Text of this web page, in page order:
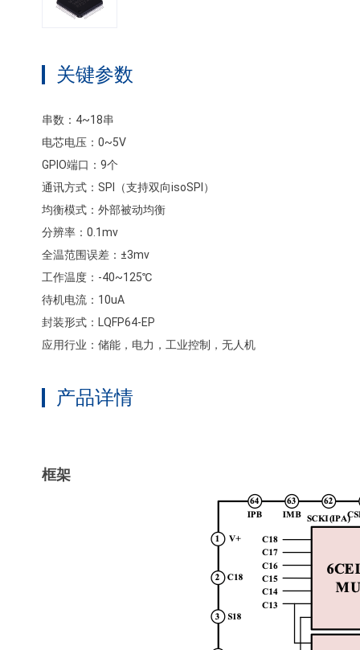
关键参数
串数：4~18串
电芯电压：0~5V
GPIO端口：9个
通讯方式：SPI（支持双向isoSPI）
均衡模式：外部被动均衡
分辨率：0.1mv
全温范围误差：±3mv
工作温度：-40~125℃
待机电流：10uA
封装形式：LQFP64-EP
应用行业：储能，电力，工业控制，无人机
产品详情
框架